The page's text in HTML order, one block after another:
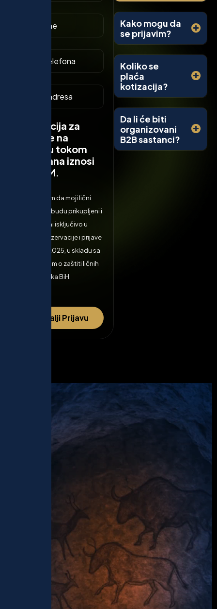
Kotizacija za
učešće na
Samitu tokom
oba dana iznosi
300 KM.
Pristajem da moji lični
podaci budu prikupljeni i
korišteni isključivo u
svrhu rezervacije i prijave
za RST 2025, u skladu sa
Zakonom o zaštiti ličnih
podataka BiH.
Kako mogu da
se prijavim?
Koliko se
plaća
kotizacija?
Da li će biti
organizovani
B2B sastanci?